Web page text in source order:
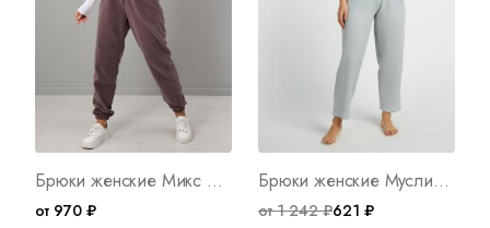
Брюки женские Микс Д WB Арт. 10537
от 970 ₽
Брюки женские Муслин А Арт. 8474
от 1 242 ₽621 ₽